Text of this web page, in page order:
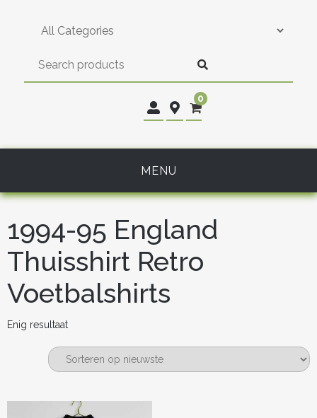
0
MENU
1994-95 England
Thuisshirt Retro
Voetbalshirts
Enig resultaat